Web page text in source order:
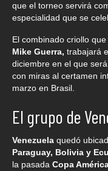
que el torneo servirá
especialidad que se
El combinado criollo
Mike Guerra, trabajará
diciembre en el que
con miras al certamen
marzo en Brasil.
El grupo de
Venezuela quedó
Paraguay, Bolivia y
la pasada Copa